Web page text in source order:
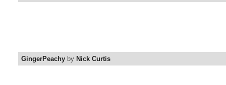
GingerPeachy by Nick Curtis